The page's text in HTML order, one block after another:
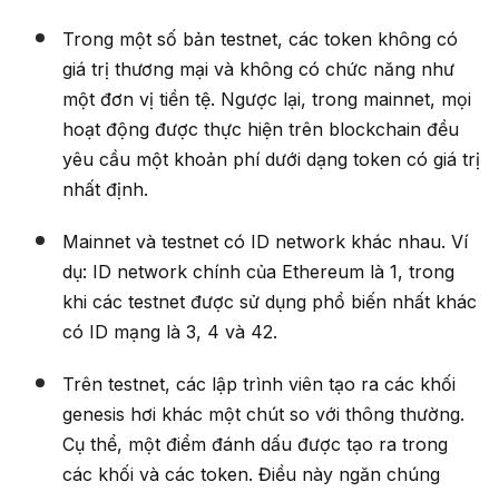
Trong một số bản testnet, các token không có
giá trị thương mại và không có chức năng như
một đơn vị tiền tệ. Ngược lại, trong mainnet, mọi
hoạt động được thực hiện trên blockchain đều
yêu cầu một khoản phí dưới dạng token có giá trị
nhất định.
Mainnet và testnet có ID network khác nhau. Ví
dụ: ID network chính của Ethereum là 1, trong
khi các testnet được sử dụng phổ biến nhất khác
có ID mạng là 3, 4 và 42.
Trên testnet, các lập trình viên tạo ra các khối
genesis hơi khác một chút so với thông thường.
Cụ thể, một điểm đánh dấu được tạo ra trong
các khối và các token. Điều này ngăn chúng